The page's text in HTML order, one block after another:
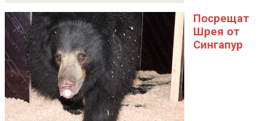
Посрещат
Шрея от
Сингапур